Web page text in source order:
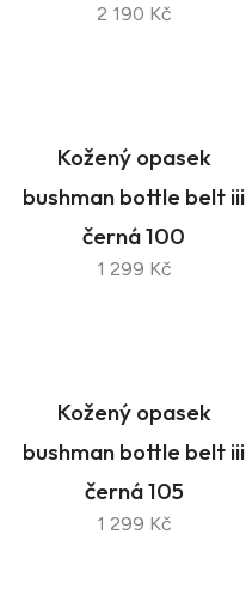
2 190 Kč
Kožený opasek
bushman bottle belt iii
černá 100
1 299 Kč
Kožený opasek
bushman bottle belt iii
černá 105
1 299 Kč